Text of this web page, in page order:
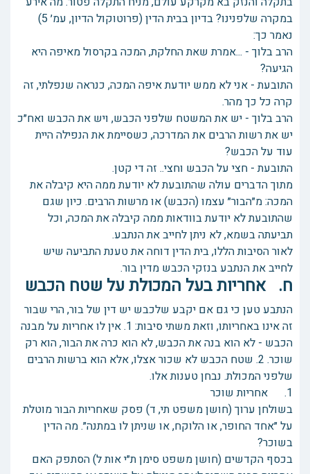
במקרה שלפנינו? בדיון בבית הדין (פרוטוקול הדיון, עמ׳ 5)
נאמר כך:
הרב בלוך - ...אמרת שאת החלקת, המכה בקרסול מאיפה היא
הגיעה?
התובעת - אני לא ממש יודעת איפה המכה, כנראה שנפלתי, זה
קרה כל כך מהר.
הרב בלוך - יש את המשטח שלפני הכבש, ויש את הכבש ואח״כ
יש את רשות הרבים את המדרכה, כשסיימת את הנפילה היית
עוד על הכבש?
התובעת - חצי על הכבש וחצי.. זה די קטן.
מתוך הדברים עולה שהתובעת לא יודעת ממה היא קיבלה את
המכה: מ״הבור״ עצמו (הכבש) או מרשות הרבים. כיון שגם
שהתובעת לא יודעת בוודאות ממה קיבלה את המכה, וכל
תביעתה בשמא, לא ניתן לחייב את הנתבע.
לאור הסיבות הללו, בית הדין דוחה את טענת התביעה שיש
לחייב את הנתבע בנזקי הכבש מדין בור.
ח. אחריות בעל המכולת על שטח הכבש
הנתבע טען כי גם אם יקבע שלכבש יש דין של בור, הרי שבור
זה אינו באחריותו, וזאת משתי סיבות: 1. אין לו אחריות על מבנה
הכבש - לא הוא בנה את הכבש, לא הוא כרה את הבור, הוא רק
שוכר. 2. שטח הכבש לא שכור אצלו, אלא הוא ברשות הרבים
שלפני המכולת. נבחן טענות אלו.
1. אחריות שוכר
בשולחן ערוך (חושן משפט תי, ד) פסק שאחריות הבור מוטלת
על ״אחד החופר, או הלוקח, או שניתן לו במתנה״. מה הדין
בשוכר?
בכסף הקדשים (חושן משפט סימן ת״י אות ל) הסתפק האם